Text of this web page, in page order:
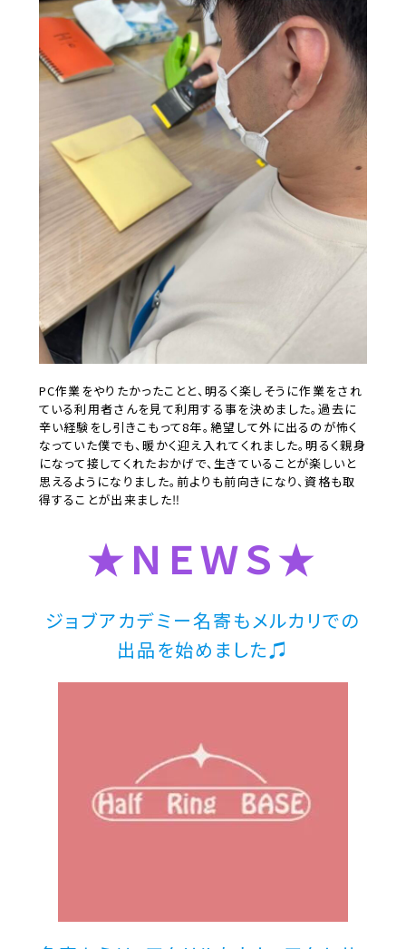
PC作業をやりたかったことと、明るく楽しそうに作業をされ
ている利用者さんを見て利用する事を決めました。過去に
辛い経験をし引きこもって8年。絶望して外に出るのが怖く
なっていた僕でも、暖かく迎え入れてくれました。明るく親身
になって接してくれたおかげで、生きていることが楽しいと
思えるようになりました。前よりも前向きになり、資格も取
得することが出来ました‼
★ＮＥＷＳ★
ジョブアカデミー名寄もメルカリでの
出品を始めました♫